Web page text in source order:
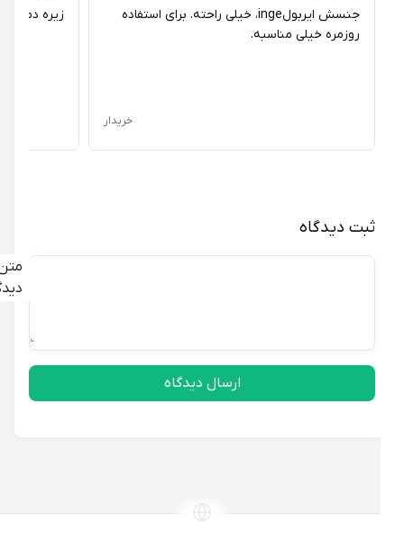
ثبت دیدگاه
متن
دیدگاه
ارسال دیدگاه
جنسش ایربولinge، خیلی راحته. برای استفاده
روزمره خیلی مناسبه.
خریدار
زیره دمپایی